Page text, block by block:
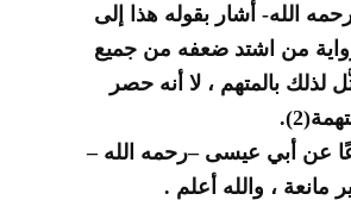
الله- أشار بقوله هذا إلى
رواية من اشتد ضعفه من جميع
لذلك بالمتهم ، لا أنه حصر
عن أبي عيسى –رحمه الله –
مانعة ، والله أعلم .